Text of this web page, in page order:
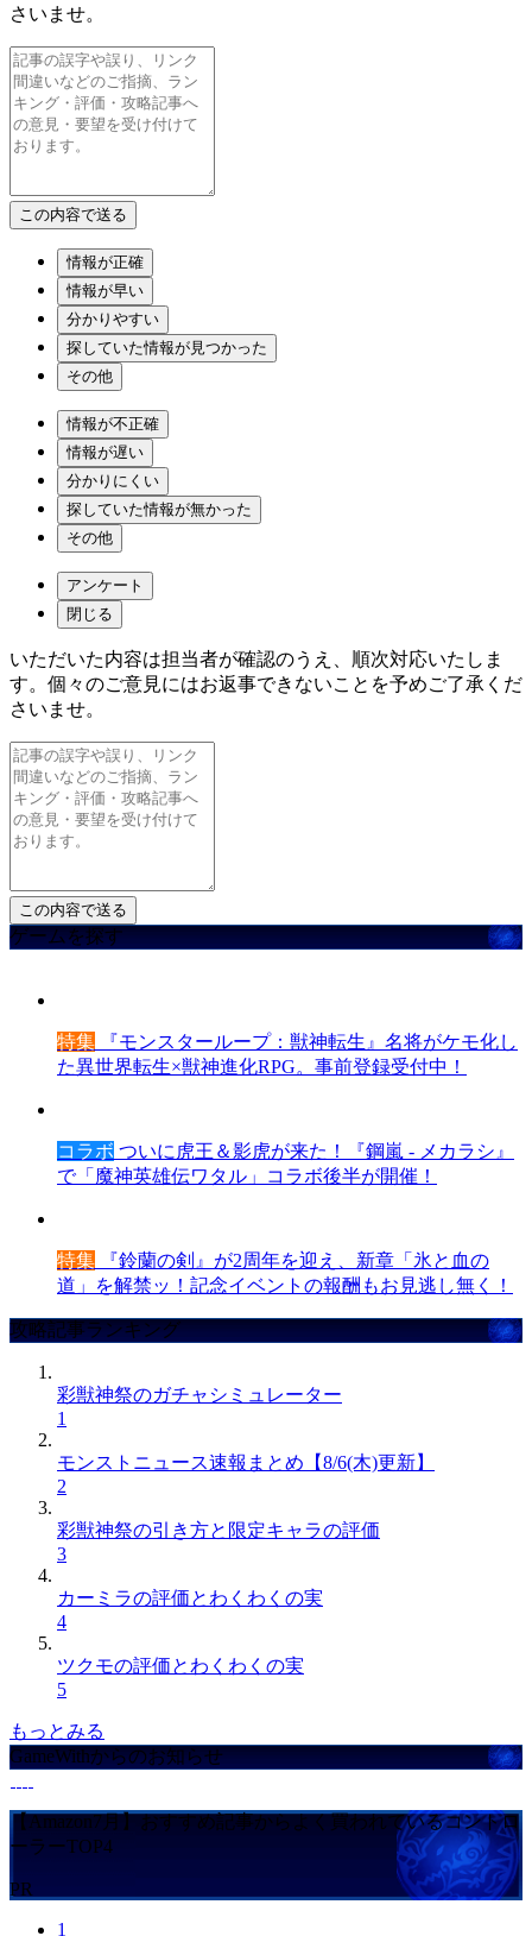
さいませ。
情報が正確
情報が早い
分かりやすい
探していた情報が見つかった
その他
情報が不正確
情報が遅い
分かりにくい
探していた情報が無かった
その他
アンケート
閉じる
いただいた内容は担当者が確認のうえ、順次対応いたしま
す。個々のご意見にはお返事できないことを予めご了承くだ
さいませ。
ゲームを探す
特集 『モンスターループ：獣神転生』名将がケモ化し
た異世界転生×獣神進化RPG。事前登録受付中！
コラボ ついに虎王＆影虎が来た！『鋼嵐 - メカラシ』
で「魔神英雄伝ワタル」コラボ後半が開催！
特集 『鈴蘭の剣』が2周年を迎え、新章「氷と血の
道」を解禁ッ！記念イベントの報酬もお見逃し無く！
攻略記事ランキング
彩獣神祭のガチャシミュレーター
1
モンストニュース速報まとめ【8/6(木)更新】
2
彩獣神祭の引き方と限定キャラの評価
3
カーミラの評価とわくわくの実
4
ツクモの評価とわくわくの実
5
もっとみる
GameWithからのお知らせ
【Amazon7月】おすすめ記事からよく買われているコントロ
ーラーTOP4
PR
1